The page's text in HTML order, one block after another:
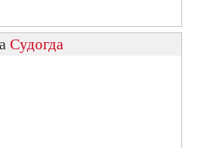
Судогда